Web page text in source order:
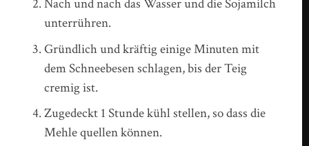
Nach und nach das Wasser und die Sojamilch
unterrühren.
Gründlich und kräftig einige Minuten mit
dem Schneebesen schlagen, bis der Teig
cremig ist.
Zugedeckt 1 Stunde kühl stellen, so dass die
Mehle quellen können.